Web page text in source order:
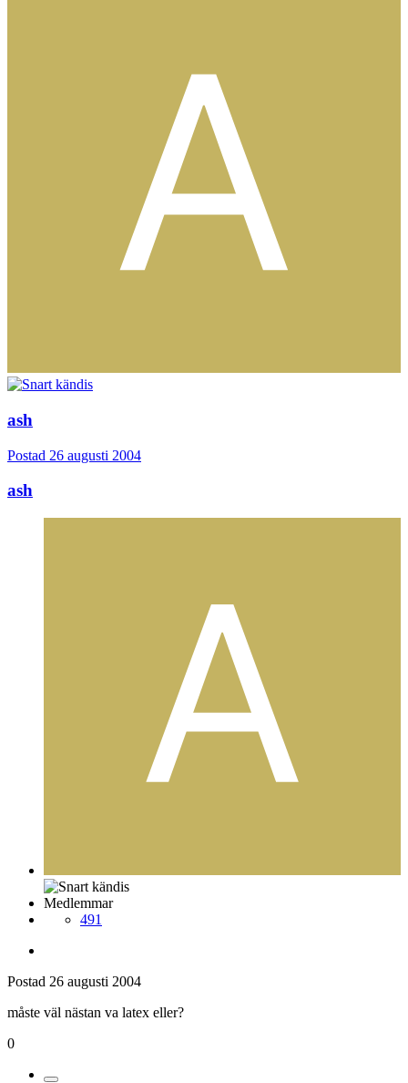
ash
Postad 26 augusti 2004
ash
Medlemmar
491
Postad 26 augusti 2004
måste väl nästan va latex eller?
0